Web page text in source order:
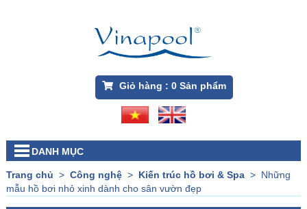
Giỏ hàng : 0Sản phẩm
DANH MỤC
Trang chủ > Công nghệ> Kiến trúc hồ bơi & Spa> Những
mẫu hồ bơi nhỏ xinh dành cho sân vườn đẹp